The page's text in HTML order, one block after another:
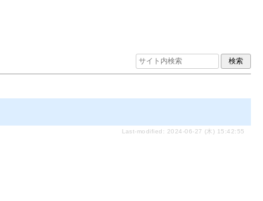
Last-modified: 2024-06-27 (木) 15:42:55